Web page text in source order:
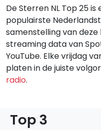
De Sterren NL Top 25
populairste
samenstelling van
streaming data van
YouTube. Elke vrijdag
platen in de juiste
radio.
Top 3